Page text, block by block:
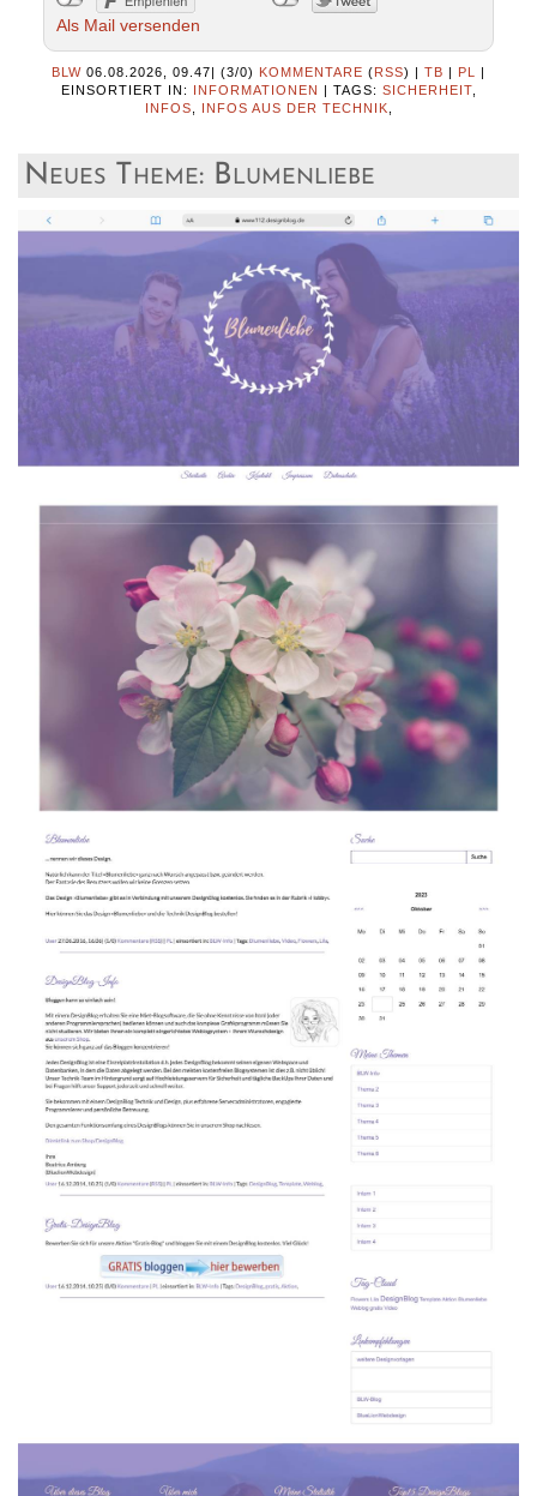
Als Mail versenden
BLW 06.08.2026, 09.47| (3/0) KOMMENTARE (RSS) | TB | PL
|
EINSORTIERT IN: INFORMATIONEN | TAGS: SICHERHEIT,
INFOS
INFOS AUS DER TECHNIK
Neues Theme: Blumenliebe